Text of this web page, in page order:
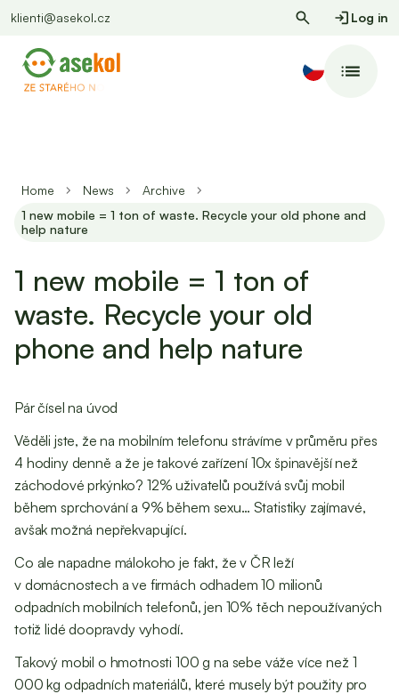
klienti@asekol.cz Log in
Home News
Archive
1 new mobile = 1 ton of waste. Recycle your old phone and
help nature
1 new mobile = 1 ton of
waste. Recycle your old
phone and help nature
Pár čísel na úvod
Věděli jste, že na mobilním telefonu strávíme v průměru přes
4 hodiny denně a že je takové zařízení 10x špinavější než
záchodové prkýnko? 12% uživatelů používá svůj mobil
během sprchování a 9% během sexu… Statistiky zajímavé,
avšak možná nepřekvapující.
Co ale napadne málokoho je fakt, že v ČR leží
v domácnostech a ve firmách odhadem 10 milionů
odpadních mobilních telefonů, jen 10% těch nepoužívaných
totiž lidé doopravdy vyhodí.
Takový mobil o hmotnosti 100 g na sebe váže více než 1
000 kg odpadních materiálů, které musely být použity pro